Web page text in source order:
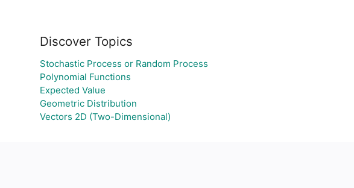
Discover Topics
Stochastic Process or Random Process
Polynomial Functions
Expected Value
Geometric Distribution
Vectors 2D (Two-Dimensional)